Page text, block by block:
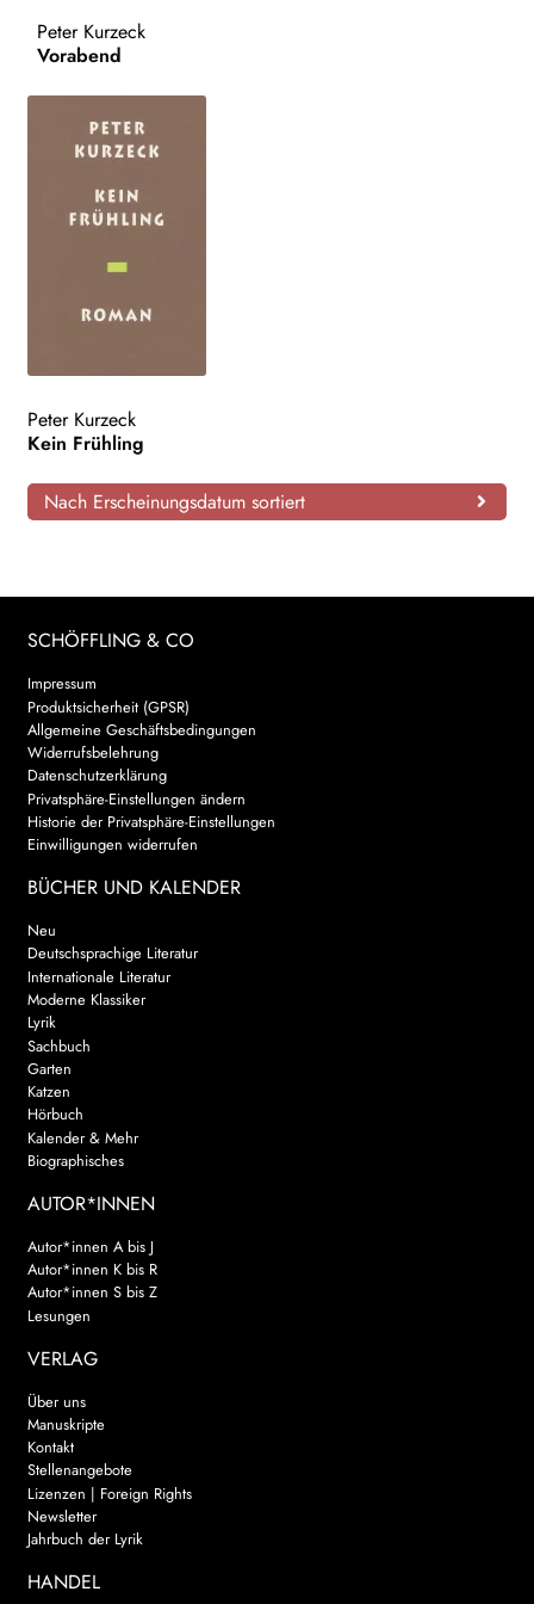
AKTUELLES
NEWSLETTER
WEITERE VERLAGE
Peter Kurzeck
Vorabend
Peter Kurzeck
Kein Frühling
Nach Erscheinungsdatum sortiert
SCHÖFFLING & CO
Impressum
Produktsicherheit (GPSR)
Allgemeine Geschäftsbedingungen
Widerrufsbelehrung
Datenschutzerklärung
Privatsphäre-Einstellungen ändern
Historie der Privatsphäre-Einstellungen
Einwilligungen widerrufen
BÜCHER UND KALENDER
Neu
Deutschsprachige Literatur
Internationale Literatur
Moderne Klassiker
Lyrik
Sachbuch
Garten
Katzen
Hörbuch
Kalender & Mehr
Biographisches
AUTOR*INNEN
Autor*innen A bis J
Autor*innen K bis R
Autor*innen S bis Z
Lesungen
VERLAG
Über uns
Manuskripte
Kontakt
Stellenangebote
Lizenzen | Foreign Rights
Newsletter
Jahrbuch der Lyrik
HANDEL